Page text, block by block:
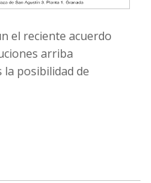
el reciente acuerdo
arriba
la posibilidad de